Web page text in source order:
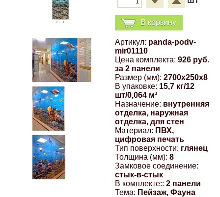
В корзину
Артикул: panda-podv-
mir01110
Цена комплекта: 926 руб.
за 2 панели
Размер (мм): 2700x250x8
В упаковке: 15,7 кг/12
шт/0,064 м³
Назначение: внутренняя
отделка, наружная
отделка, для стен
Материал: ПВХ,
цифровая печать
Тип поверхности: глянец
Толщина (мм): 8
Замковое соединение:
стык-в-стык
В комплекте:: 2 панели
Тема: Пейзаж, Фауна
Компрессионные фитинги Poliext
Hyundai
Флуоресцентные краски
Шпатлевки, штукатурки
Эмали универсальные акриловые
Грунтовки, защитные лаки
Магнитные панели на холодильник